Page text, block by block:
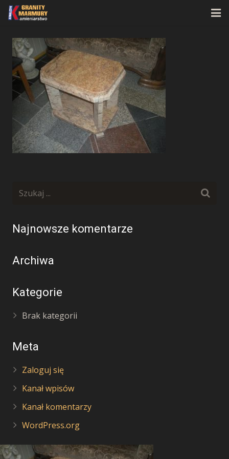
Strona główna
O firmie
Oferta
Realizacje
Kontakt
Najnowsze komentarze
Archiwa
Kategorie
Brak kategorii
Meta
Zaloguj się
Kanał wpisów
Kanał komentarzy
WordPress.org